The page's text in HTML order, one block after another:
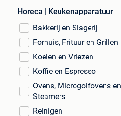
Horeca | Keukenapparatuur
Bakkerij en Slagerij
Fornuis, Frituur en Grillen
Koelen en Vriezen
Koffie en Espresso
Ovens, Microgolfovens en
Steamers
Reinigen